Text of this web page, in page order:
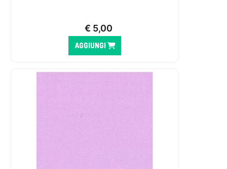
€ 5,00
AGGIUNGI